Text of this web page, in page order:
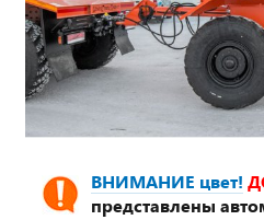
ВНИМАНИЕ цвет!
представлены